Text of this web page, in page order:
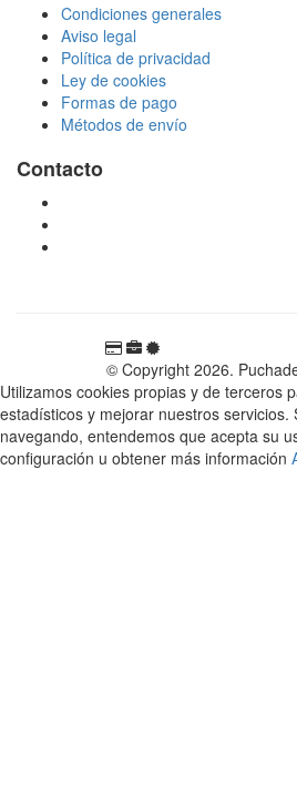
Condiciones generales
Aviso legal
Política de privacidad
Ley de cookies
Formas de pago
Métodos de envío
Contacto
© Copyright 2026.
Utilizamos cookies propias y de terceros
estadísticos y mejorar nuestros servicios.
navegando, entendemos que acepta su
configuración u obtener más información